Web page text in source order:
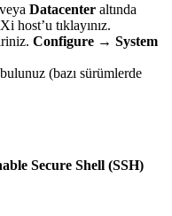
veya Datacenter altında
host’u tıklayınız.
Configure → System
(bazı sürümlerde
Secure Shell (SSH)